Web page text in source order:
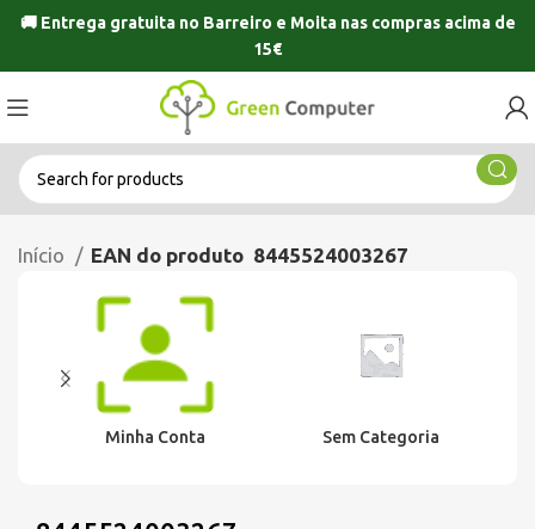
🚚 Entrega gratuita no Barreiro e Moitanas compras acima de
15€
Início EAN do produto 8445524003267
Minha Conta Sem Categoria